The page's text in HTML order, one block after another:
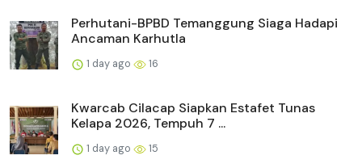
Perhutani-BPBD Temanggung Siaga Hadapi
Ancaman Karhutla
1 day ago 16
Kwarcab Cilacap Siapkan Estafet Tunas
Kelapa 2026, Tempuh 7 ...
1 day ago 15